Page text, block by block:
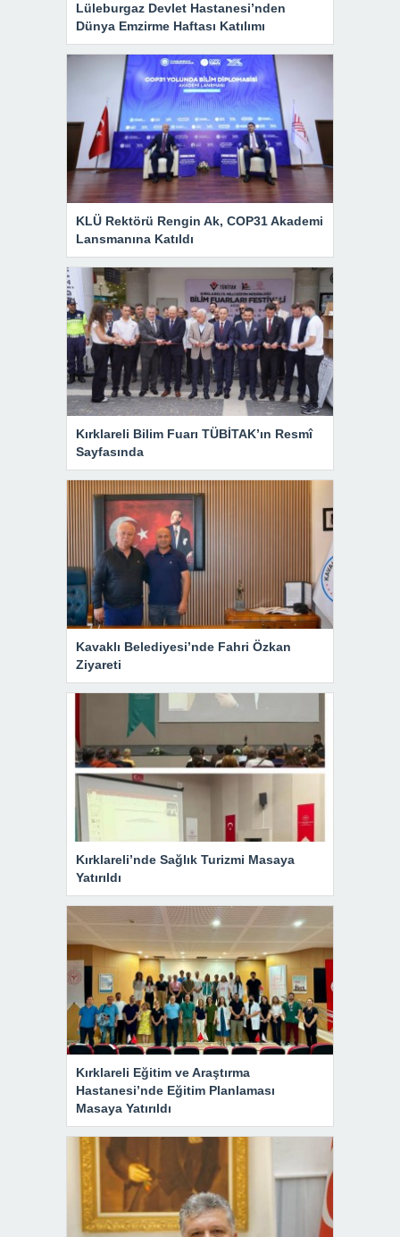
Lüleburgaz Devlet Hastanesi’nden
Dünya Emzirme Haftası Katılımı
KLÜ Rektörü Rengin Ak, COP31 Akademi
Lansmanına Katıldı
Kırklareli Bilim Fuarı TÜBİTAK’ın Resmî
Sayfasında
Kavaklı Belediyesi’nde Fahri Özkan
Ziyareti
Kırklareli’nde Sağlık Turizmi Masaya
Yatırıldı
Kırklareli Eğitim ve Araştırma
Hastanesi’nde Eğitim Planlaması
Masaya Yatırıldı